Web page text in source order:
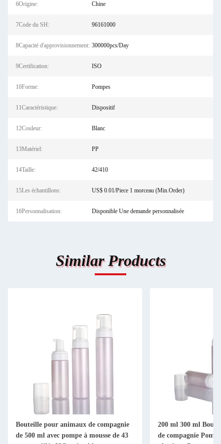
6Origine: Chine
7Code du SH: 96161000
8Capacité d'approvisionnement: 300000pcs/Day
9Certification: ISO
10Forme: Pompes
11Caractéristique: Dispositif
12Couleur: Blanc
13Matériel: PP
14Taille: 42/410
15Les échantillons: US$ 0.01/Piece 1 morceau (Min.Order)
16Personnalisation: Disponible Une demande personnalisée
Similar Products
Bouteille pour animaux de compagnie
de 500 ml avec pompe à mousse de 43
200 ml 300 ml
de compagnie